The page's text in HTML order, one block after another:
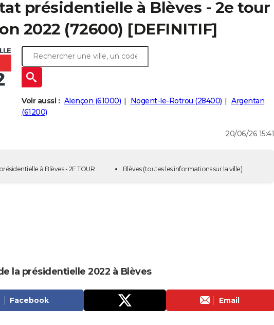
présidentielle à Blèves - 2e tour
2022 (72600) [DEFINITIF]
Voir aussi : Alençon (61000) Nogent-le-Rotrou (28400)
Argentan
(61200)
20/06/26 15:41
à Blèves - 2E TOUR
Blèves(toutes les informations sur la ville)
la présidentielle 2022 à Blèves
Facebook Email